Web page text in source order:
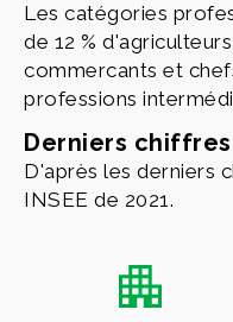
Les catégories
de 12 %
commercants et
professions
Derniers chiffres
D'après les derniers
INSEE de 2021.